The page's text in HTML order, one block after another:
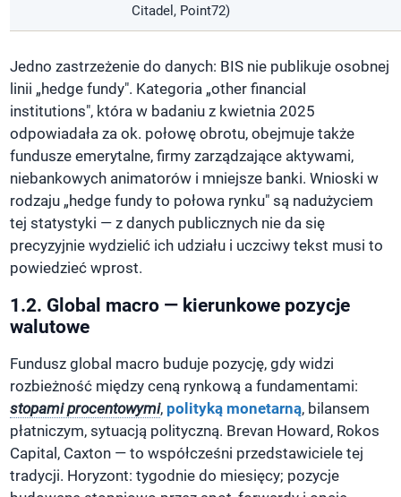
Citadel, Point72)
Jedno zastrzeżenie do danych: BIS nie publikuje osobnej
linii „hedge fundy". Kategoria „other financial
institutions", która w badaniu z kwietnia 2025
odpowiadała za ok. połowę obrotu, obejmuje także
fundusze emerytalne, firmy zarządzające aktywami,
niebankowych animatorów i mniejsze banki. Wnioski w
rodzaju „hedge fundy to połowa rynku" są nadużyciem
tej statystyki — z danych publicznych nie da się
precyzyjnie wydzielić ich udziału i uczciwy tekst musi to
powiedzieć wprost.
1.2. Global macro — kierunkowe pozycje
walutowe
Fundusz global macro buduje pozycję, gdy widzi
rozbieżność między ceną rynkową a fundamentami:
stopami procentowymi, polityką monetarną, bilansem
płatniczym, sytuacją polityczną. Brevan Howard, Rokos
Capital, Caxton — to współcześni przedstawiciele tej
tradycji. Horyzont: tygodnie do miesięcy; pozycje